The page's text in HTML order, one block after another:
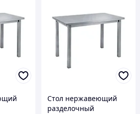
Стол нержавеющий
разделочный